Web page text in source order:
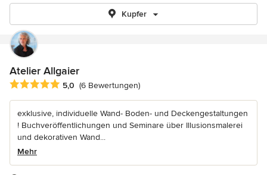
Kupfer
Atelier Allgaier
Durchschnittliche Bewertung: 5 von 5 Sternen
5,0 (6 Bewertungen)
exklusive, individuelle Wand- Boden- und Deckengestaltungen
! Buchveröffentlichungen und Seminare über Illusionsmalerei
und dekorativen Wand...
Mehr